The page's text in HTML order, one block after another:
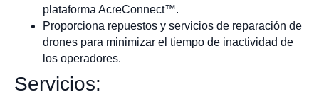
plataforma AcreConnect™.
Proporciona repuestos y servicios de reparación de
drones para minimizar el tiempo de inactividad de
los operadores.
Servicios: